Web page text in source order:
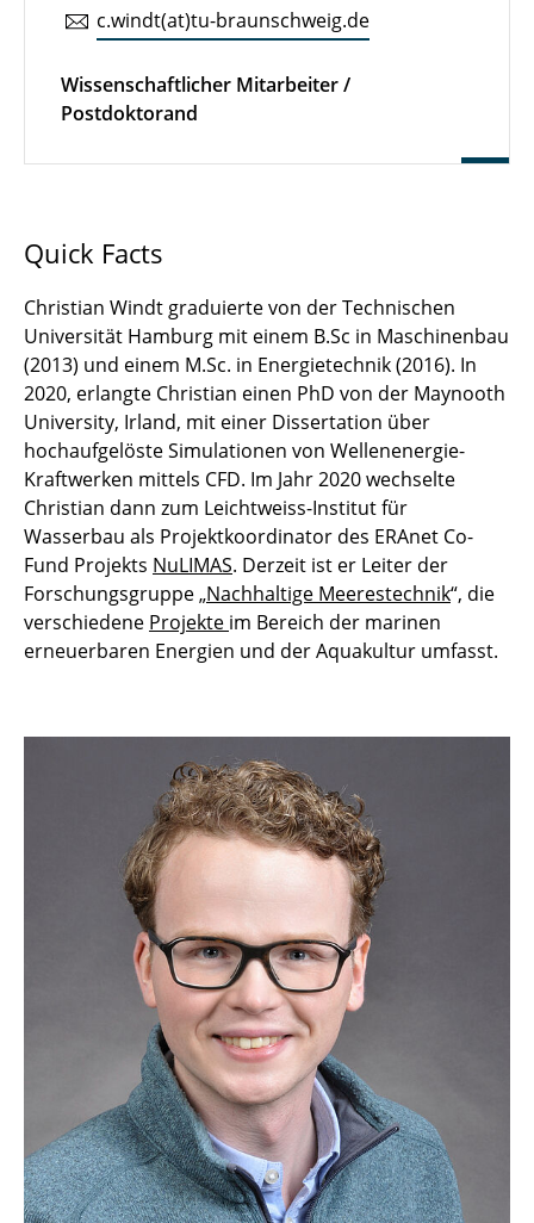
Dr.-Ing. Oliver Lojek
Dr.-Ing. Constantin Schweiger
Dr. Tim C. Hammer
Dr.-Ing. Jan Hitzegrad
Felix Spröer, M.Sc.
Henrik Neufeldt, M.Sc.
Jessica Becker, M.Sc.
Christine Bleidorn, M.Sc.
Niklas Czerner, M.Sc.
Malte Kumlehn, M. Sc.
Henri Busch, M.Sc.
Felix Ritter, M.Sc.
Carl Luis König, M.Sc.
Annika Klein, M.Sc.
Lena Lankenau, Dipl.-Ing.
Laura-Sophie Wölm, M. Sc.
Anneke Neber, M.Sc.
Lina Schulz, M.Sc.
Dr. Alice Twomey
c.​windt(at)tu-braun­schweig.de
Wissenschaftlicher Mitarbeiter /
Postdoktorand
Quick Facts
Christian Windt graduierte von der Technischen
Universität Hamburg mit einem B.Sc in Maschinenbau
(2013) und einem M.Sc. in Energietechnik (2016). In
2020, erlangte Christian einen PhD von der Maynooth
University, Irland, mit einer Dissertation über
hochaufgelöste Simulationen von Wellenenergie-
Kraftwerken mittels CFD. Im Jahr 2020 wechselte
Christian dann zum Leichtweiss-Institut für
Wasserbau als Projektkoordinator des ERAnet Co-
Fund Projekts NuLIMAS. Derzeit ist er Leiter der
Forschungsgruppe „Nachhaltige Meerestechnik“, die
verschiedene Projekte im Bereich der marinen
erneuerbaren Energien und der Aquakultur umfasst.